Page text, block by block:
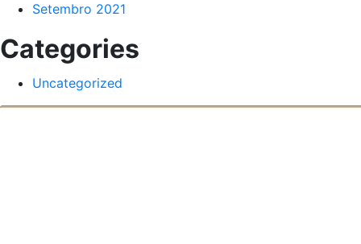
Setembro 2021
Categories
Uncategorized